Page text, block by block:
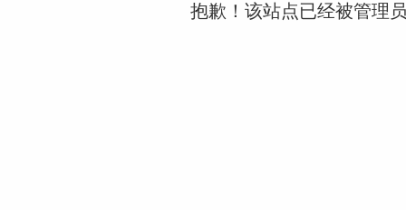
抱歉！该站点已经被管理